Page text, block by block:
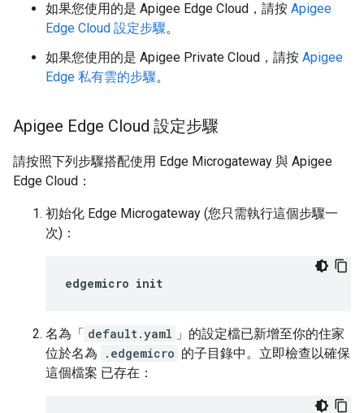
如果您使用的是 Apigee Edge Cloud，請按 Apigee
Edge Cloud 設定步驟。
如果您使用的是 Apigee Private Cloud，請按 Apigee
Edge 私有雲的步驟。
Apigee Edge Cloud 設定步驟
請按照下列步驟搭配使用 Edge Microgateway 與 Apigee
Edge Cloud：
初始化 Edge Microgateway (您只需執行這個步驟一
次)：
edgemicro init
名為「 default.yaml 」的設定檔已新增至你的住家
位於名為
.edgemicro 的子目錄中。立即檢查以確保
這個檔案 已存在：